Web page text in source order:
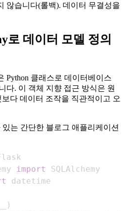
않습니다(롤백). 데이터 무결성을
로 데이터 모델 정의
Python 클래스로 데이터베이스
다. 이 객체 지향 접근 방식은 원
다 데이터 조작을 직관적이고 오
는 간단한 블로그 애플리케이션
import
)